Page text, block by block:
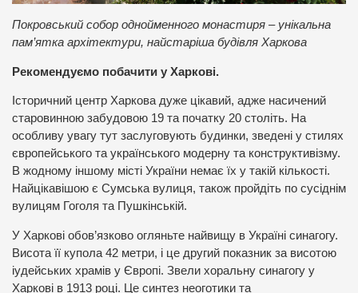
Покровський собор однойменного монастиря – унікальна
пам’ятка архітектури, найстаріша будівля Харкова
Рекомендуємо побачити у Харкові.
Історичний центр Харкова дуже цікавий, адже насичений
старовинною забудовою 19 та початку 20 століть. На
особливу увагу тут заслуговують будинки, зведені у стилях
європейського та українського модерну та конструктивізму.
В жодному іншому місті України немає їх у такій кількості.
Найцікавішою є Сумська вулиця, також пройдіть по сусіднім
вулицям Гоголя та Пушкінській.
У Харкові обов’язково огляньте найвищу в Україні синагогу.
Висота її купола 42 метри, і це другий показник за висотою
іудейських храмів у Європі. Звели хоральну синагогу у
Харкові в 1913 році. Це синтез неоготики та